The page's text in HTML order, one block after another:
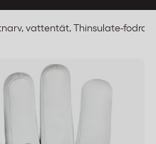
vattentät, Thinsulate-fodrad